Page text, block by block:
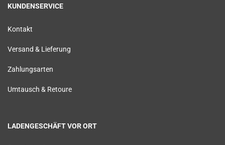
KUNDENSERVICE
Kontakt
Versand & Lieferung
Zahlungsarten
Umtausch & Retoure
LADENGESCHÄFT VOR ORT